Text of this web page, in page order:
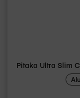
Pitaka Ultra Slim